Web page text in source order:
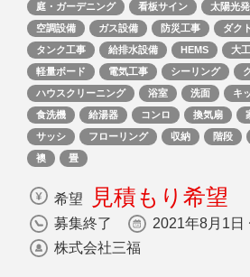
庭・ガーデニング
看板サイン 太陽光
空調設備
ガス設備 防災工事 ダク
タンク工事
給排水設備 HEMS 大
軽量ボード
電気工事 シーリング
ハウスクリーニング
浴室 洗面 キ
食洗機
給湯器 コンロ 換気扇
サッシ
フローリング 収納 階段
襖
畳
希望 見積もり希望
募集終了
2021年8月1日
株式会社三福